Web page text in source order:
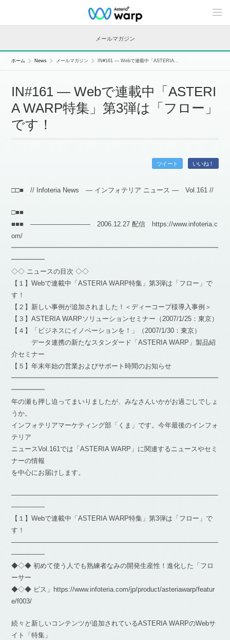
C
n
n
メールマガジン
ホーム News メールマガジン IN#161 — Webで連載中「ASTERIA...
IN#161 — Webで連載中「ASTERI
A WARP特集」第3弾は「フロー」
です！
ツイート いいね！
□□■ // Infoteria News — インフォテリア ニュース — Vol.161 //
□■■
■■■ ――――――――― 2006.12.27 配信 https://www.infoteria.c
om/
━━━━━━━━━━━━━━━━━━━━━━━━━━━━━━━
━━━━━
◇◇ ニュースの目次 ◇◇
【１】Webで連載中「ASTERIA WARP特集」第3弾は「フロー」で
す！
【２】新しい事例が追加されました！＜ディーコープ様導入事例＞
【３】ASTERIA WARPソリューションセミナー（2007/1/25：東京）
【４】「ビジネスにイノベーションを！」（2007/1/30：東京）
データ連携の新たなスタンダード「ASTERIA WARP」製品紹
介セミナー
【５】年末年始の営業およびサポート時間のお知らせ
━━━━━━━━━━━━━━━━━━━━━━━━━━━━━━━
━━━━━
年の瀬も押し迫ってまいりましたが、みなさんいかがお過ごしでしょ
うか。
インフォテリアマーケティング部「くま」です。今年最後のインフォ
テリア
ニュースVol.161では「ASTERIA WARP」に関連するニュースやセミ
ナーの情報
を中心にお届けします。
―――――――――――――――――――――――――――――――
―――――
【１】Webで連載中「ASTERIA WARP特集」第3弾は「フロー」で
す！
―――――――――――――――――――――――――――――――
―――――
◆◇◆ 初めて使う人でも熟練者なみの開発生産性！進化した「フロ
ーサー
◆◇◆ ビス」https://www.infoteria.com/jp/product/asteriawarp/featur
e/f003/
続々と新しいコンテンツが追加されているASTERIA WARPのWebサ
イト「特集」